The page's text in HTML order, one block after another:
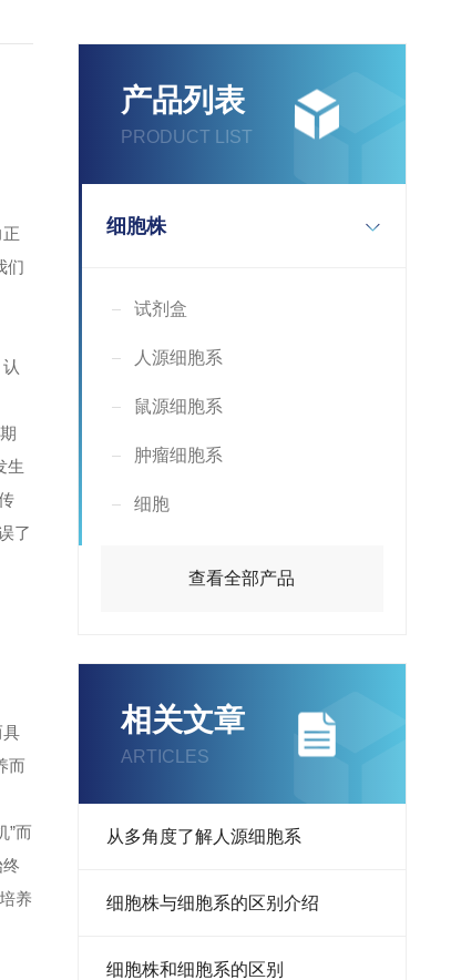
产品列表
PRODUCT LIST
细胞株
试剂盒
人源细胞系
鼠源细胞系
肿瘤细胞系
细胞
查看全部产品
相关文章
ARTICLES
从多角度了解人源细胞系
细胞株与细胞系的区别介绍
细胞株和细胞系的区别
们
生
了
具
而
”而
养